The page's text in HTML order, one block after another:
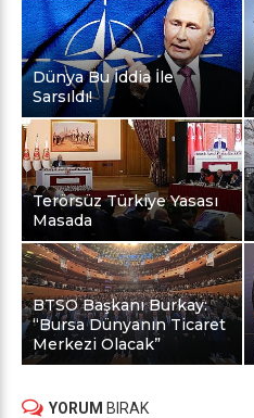
Dünya Bu İddia İle
Sarsıldı!
Terörsüz Türkiye Yasası
Masada
BTSO Başkanı Burkay:
“Bursa Dünyanın Ticaret
Merkezi Olacak”
YORUM BIRAK